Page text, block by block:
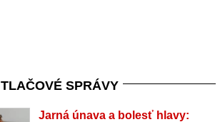
TLAČOVÉ SPRÁVY
Jarná únava a bolesť hlavy: